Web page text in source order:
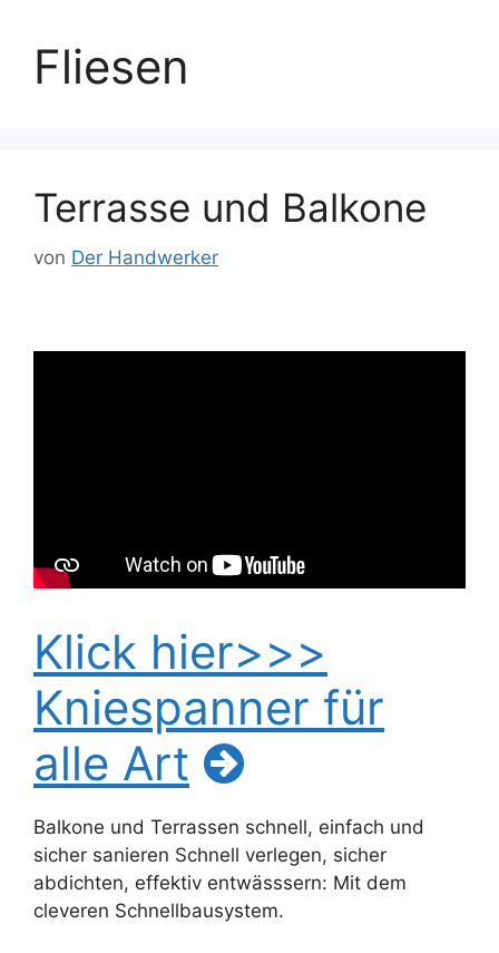
Fliesen
Terrasse und Balkone
von Der Handwerker
Klick hier>>>
Kniespanner für
alle Art
Balkone und Terrassen schnell, einfach und
sicher sanieren Schnell verlegen, sicher
abdichten, effektiv entwässsern: Mit dem
cleveren Schnellbausystem.